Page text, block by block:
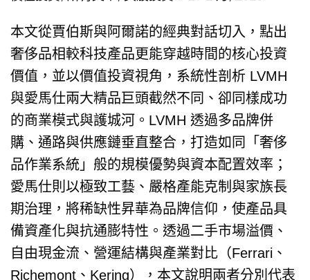
本文從賈伯斯與阿爾諾的經典對話切入，點出
奢侈品相較科技產品更能穿越時間的核心投資
價值，並以價值投資視角，系統性剖析 LVMH
與愛馬仕兩大精品巨頭截然不同、卻同樣成功
的商業模式與護城河。LVMH 透過多品牌併
購、通路與供應鏈垂直整合，打造如同「奢侈
品作業系統」般的規模優勢與資本配置效率；
愛馬仕則以極致工藝、嚴格產能克制與家族長
期治理，將稀缺性昇華為品牌信仰，使產品具
備資產化與抗通膨特性。透過二手市場溢價、
自由現金流、營運結構與產業對比（Ferrari、
Richemont、Kering），本文說明兩者分別代表